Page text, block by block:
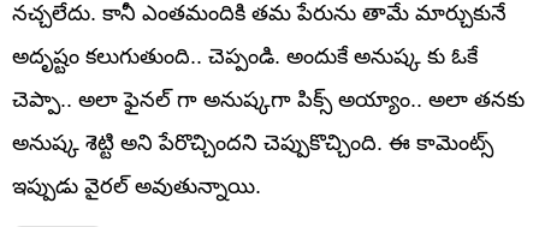
నచ్చలేదు. కానీ ఎంతమందికి తమ పేరును తామే మార్చుకునే
అదృష్టం కలుగుతుంది.. చెప్పండి. అందుకే అనుష్క కు ఓకే
చెప్పా.. అలా ఫైనల్ గా అనుష్కగా పిక్స్ అయ్యాం.. అలా తనకు
అనుష్క శెట్టి అని పేరొచ్చిందని చెప్పుకొచ్చింది. ఈ కామెంట్స్
ఇప్పుడు వైరల్ అవుతున్నాయి.